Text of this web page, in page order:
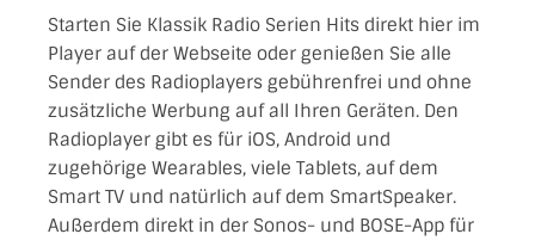
Starten Sie Klassik Radio Serien Hits direkt hier im
Player auf der Webseite oder genießen Sie alle
Sender des Radioplayers gebührenfrei und ohne
zusätzliche Werbung auf all Ihren Geräten. Den
Radioplayer gibt es für iOS, Android und
zugehörige Wearables, viele Tablets, auf dem
Smart TV und natürlich auf dem SmartSpeaker.
Außerdem direkt in der Sonos- und BOSE-App für